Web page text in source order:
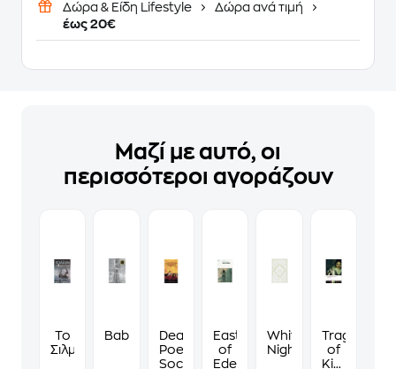
Δώρα & Είδη Lifestyle
Δώρα ανά τιμή
έως 20€
Μαζί με αυτό, οι
περισσότεροι αγοράζουν
Το
Σιλμαρίλλιον
Babel
Dead
Poets
Society
East
of
Eden
White
Nights
Tragedy
of
King